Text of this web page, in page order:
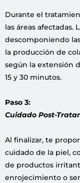
Durante el
las áreas afectadas.
descomponiendo
la producción de
según la extensión
15 y 30 minutos.
Paso 3:
Cuidado Post-
Al finalizar, te
cuidado de la piel,
de productos
enrojecimiento o